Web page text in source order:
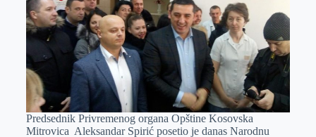
Predsednik Privremenog organa Opštine Kosovska
Mitrovica Aleksandar Spirić posetio je danas Narodnu